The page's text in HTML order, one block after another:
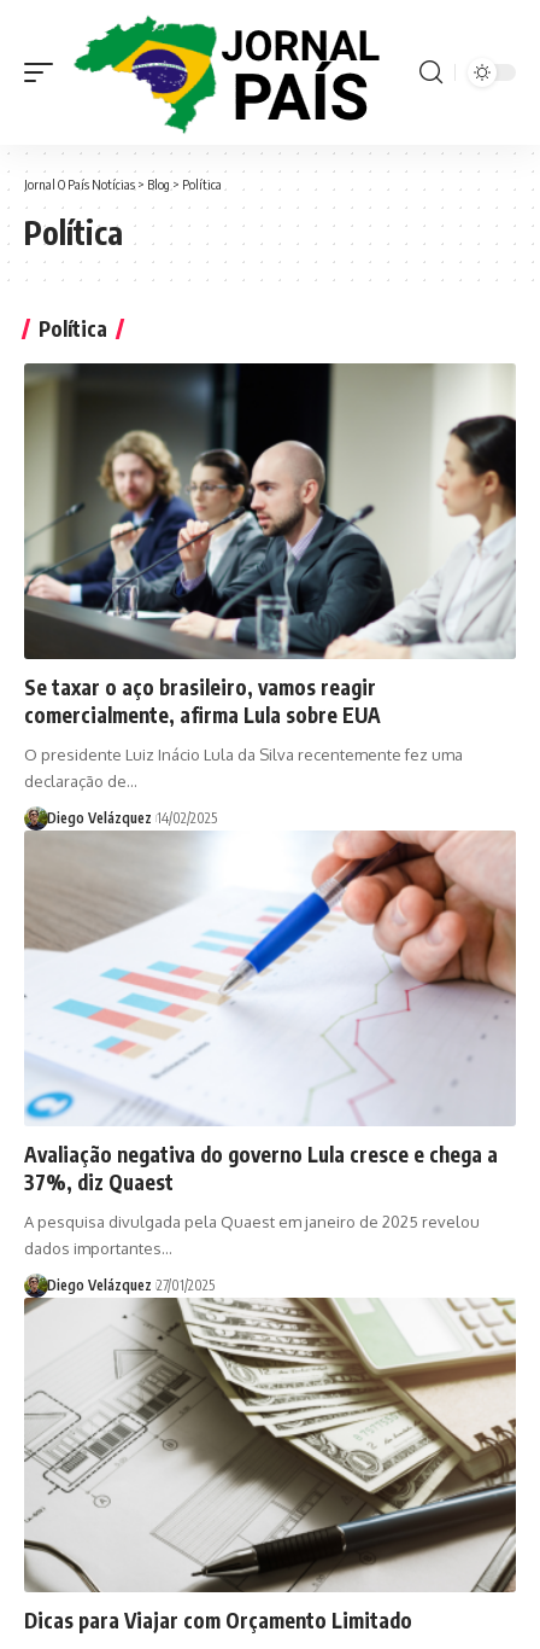
Jornal O País Notícias > Blog > Política
Política
Política
Se taxar o aço brasileiro, vamos reagir
comercialmente, afirma Lula sobre EUA
O presidente Luiz Inácio Lula da Silva recentemente fez uma
declaração de…
Diego Velázquez 14/02/2025
Avaliação negativa do governo Lula cresce e chega a
37%, diz Quaest
A pesquisa divulgada pela Quaest em janeiro de 2025 revelou
dados importantes…
Diego Velázquez 27/01/2025
Dicas para Viajar com Orçamento Limitado